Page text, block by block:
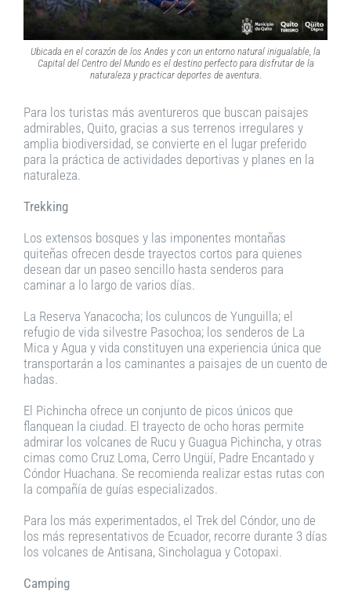
Ubicada en el corazón de los Andes y con un entorno natural inigualable, la
Capital del Centro del Mundo es el destino perfecto para disfrutar de la
naturaleza y practicar deportes de aventura
Para los turistas más aventureros que buscan paisajes
admirables, Quito, gracias a sus terrenos irregulares y
amplia biodiversidad, se convierte en el lugar preferido
para la práctica de actividades deportivas y planes en la
naturaleza.
Trekking
Los extensos bosques y las imponentes montañas
quiteñas ofrecen desde trayectos cortos para quienes
desean dar un paseo sencillo hasta senderos para
caminar a lo largo de varios días.
La Reserva Yanacocha; los culuncos de Yunguilla; el
refugio de vida silvestre Pasochoa; los senderos de La
Mica y Agua y vida constituyen una experiencia única que
transportarán a los caminantes a paisajes de un cuento de
hadas.
El Pichincha ofrece un conjunto de picos únicos que
flanquean la ciudad. El trayecto de ocho horas permite
admirar los volcanes de Rucu y Guagua Pichincha, y otras
cimas como Cruz Loma, Cerro Ungüí, Padre Encantado y
Cóndor Huachana. Se recomienda realizar estas rutas con
la compañía de guías especializados.
Para los más experimentados, el Trek del Cóndor, uno de
los más representativos de Ecuador, recorre durante 3 días
los volcanes de Antisana, Sincholagua y Cotopaxi.
Camping